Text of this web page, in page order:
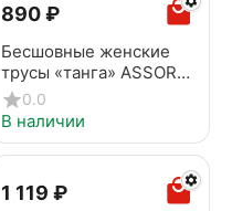
‍890‍₽
Бесшовные женские
трусы «танга» ASSORTI
RP6183 пастель
0.0
В наличии
1 119 ₽